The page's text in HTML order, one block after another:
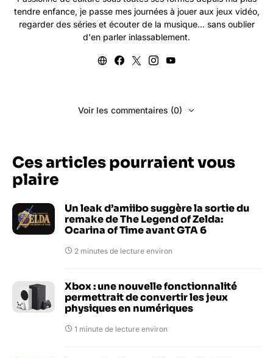
tendre enfance, je passe mes journées à jouer aux jeux vidéo,
regarder des séries et écouter de la musique... sans oublier
d'en parler inlassablement.
Voir les commentaires (0)
Ces articles pourraient vous
plaire
Un leak d’amiibo suggère la sortie du
remake de The Legend of Zelda:
Ocarina of Time avant GTA 6
2 minutes de lecture environ
Xbox : une nouvelle fonctionnalité
permettrait de convertir les jeux
physiques en numériques
1 minute de lecture environ